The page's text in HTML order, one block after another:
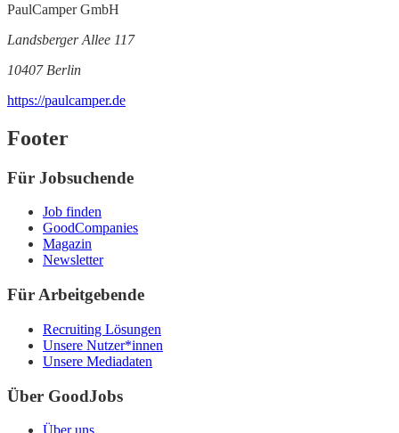
PaulCamper GmbH
Landsberger Allee 117
10407 Berlin
https://paulcamper.de
Footer
Für Jobsuchende
Job finden
GoodCompanies
Magazin
Newsletter
Für Arbeitgebende
Recruiting Lösungen
Unsere Nutzer*innen
Unsere Mediadaten
Über GoodJobs